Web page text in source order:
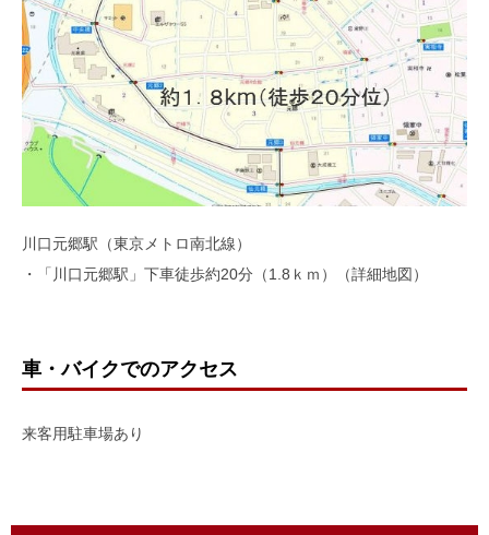
川口元郷駅（東京メトロ南北線）
・「川口元郷駅」下車徒歩約20分（1.8ｋｍ）（詳細地図）
車・バイクでのアクセス
来客用駐車場あり